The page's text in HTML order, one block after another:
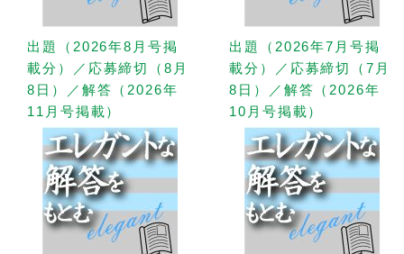
出題（2026年8月号掲
載分）／応募締切（8月
8日）／解答（2026年
11月号掲載）
出題（2026年7月号掲
載分）／応募締切（7月
8日）／解答（2026年
10月号掲載）